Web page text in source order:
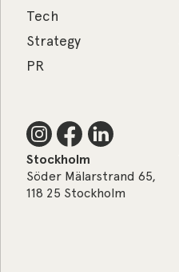
Tech
Strategy
PR
Stockholm
Söder Mälarstrand 65,
118 25 Stockholm